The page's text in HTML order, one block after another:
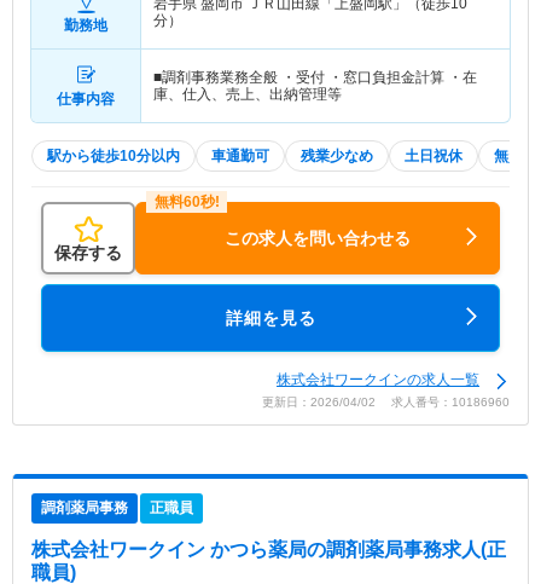
勤務地
岩手県 盛岡市 ＪＲ山田線「上盛岡駅」（徒歩10
分）
仕事内容
■調剤事務業務全般 ・受付 ・窓口負担金計算 ・在
庫、仕入、売上、出納管理等
駅から徒歩10分以内 車通勤可 残業少なめ 土日祝休 無資格
保存する
この求人を問い合わせる
詳細を見る
株式会社ワークインの求人一覧
更新日：2026/04/02 求人番号：10186960
調剤薬局事務 正職員
株式会社ワークイン かつら薬局の調剤薬局事務求人(正
職員)